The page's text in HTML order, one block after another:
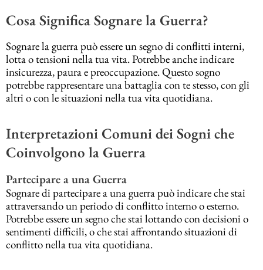
Cosa Significa Sognare la Guerra?
Sognare la guerra può essere un segno di conflitti interni,
lotta o tensioni nella tua vita. Potrebbe anche indicare
insicurezza, paura e preoccupazione. Questo sogno
potrebbe rappresentare una battaglia con te stesso, con gli
altri o con le situazioni nella tua vita quotidiana.
Interpretazioni Comuni dei Sogni che
Coinvolgono la Guerra
Partecipare a una Guerra
Sognare di partecipare a una guerra può indicare che stai
attraversando un periodo di conflitto interno o esterno.
Potrebbe essere un segno che stai lottando con decisioni o
sentimenti difficili, o che stai affrontando situazioni di
conflitto nella tua vita quotidiana.